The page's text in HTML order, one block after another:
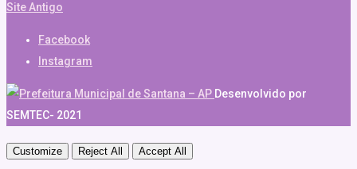
Site Antigo
Facebook
Instagram
Desenvolvido por
SEMTEC- 2021
Customize Reject All Accept All